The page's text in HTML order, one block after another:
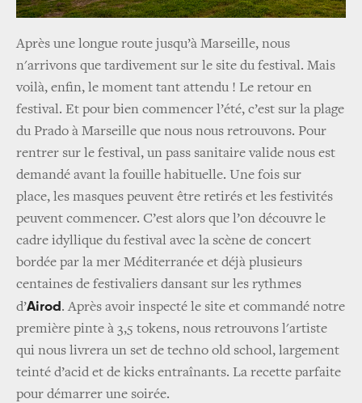
Après une longue route jusqu’à Marseille, nous
n'arrivons que tardivement sur le site du festival. Mais
voilà, enfin, le moment tant attendu ! Le retour en
festival. Et pour bien commencer l’été, c’est sur la plage
du Prado à Marseille que nous nous retrouvons. Pour
rentrer sur le festival, un pass sanitaire valide nous est
demandé avant la fouille habituelle. Une fois sur
place, les masques peuvent être retirés et les festivités
peuvent commencer. C’est alors que l’on découvre le
cadre idyllique du festival avec la scène de concert
bordée par la mer Méditerranée et déjà plusieurs
centaines de festivaliers dansant sur les rythmes
d’Airod . Après avoir inspecté le site et commandé notre
première pinte à 3,5 tokens, nous retrouvons l'artiste
qui nous livrera un set de techno old school, largement
teinté d’acid et de kicks entraînants. La recette parfaite
pour démarrer une soirée.